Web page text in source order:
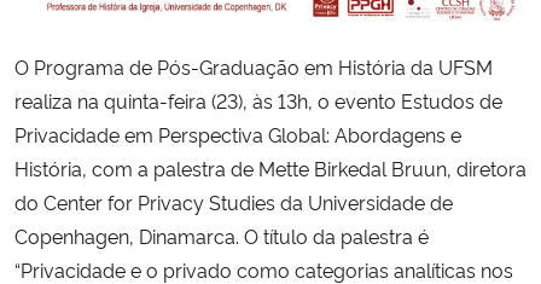
Banco Central do Brasil
Planalto
O Programa de Pós-Graduação em História da UFSM
realiza na quinta-feira (23), às 13h, o evento Estudos de
Privacidade em Perspectiva Global: Abordagens e
História, com a palestra de Mette Birkedal Bruun, diretora
do Center for Privacy Studies da Universidade de
Copenhagen, Dinamarca. O título da palestra é
“Privacidade e o privado como categorias analíticas nos